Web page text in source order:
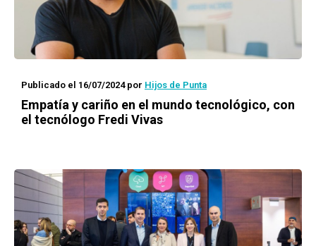
Publicado el 16/07/2024por Hijos de Punta
Empatía y cariño en el mundo tecnológico, con
el tecnólogo Fredi Vivas